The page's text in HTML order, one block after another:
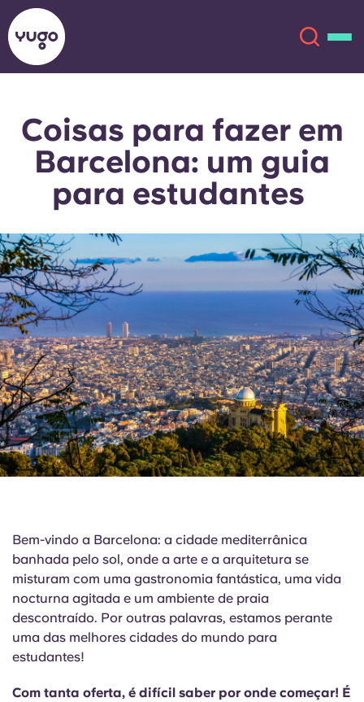
Sobre
Localizações
Conta Língua
English (GB)
English (US)
Chinese
Català
Deutsch
Italian
French
Selecione um país
Selecione uma cidade
Selecione uma residência
Reservar agora
English (GB)
English (US)
Català Deutsch
Italian
Portuguese
Coisas para fazer em
Barcelona: um guia
para estudantes
Bem-vindo a Barcelona: a cidade mediterrânica
banhada pelo sol, onde a arte e a arquitetura se
misturam com uma gastronomia fantástica, uma vida
nocturna agitada e um ambiente de praia
descontraído. Por outras palavras, estamos perante
uma das melhores cidades do mundo para
estudantes!
Com tanta oferta, é difícil saber por onde começar! É